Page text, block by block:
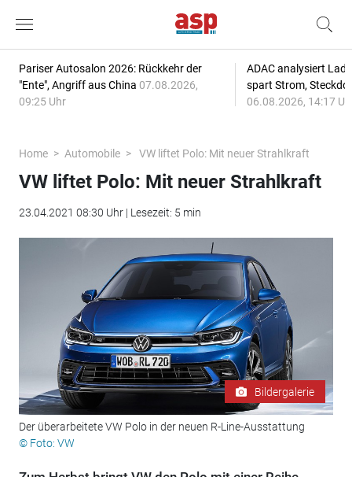
Pariser Autosalon 2026: Rückkehr der
"Ente", Angriff aus China 07.08.2026,
09:25 Uhr
ADAC analysiert
spart Strom,
06.08.2026, 14:17
Home Automobile VW liftet Polo: Mit neuer Strahlkraft
VW liftet Polo: Mit neuer Strahlkraft
23.04.2021 08:30 Uhr | Lesezeit: 5 min
Bildergalerie
Der überarbeitete VW Polo in der neuen R-Line-Ausstattung
© Foto: VW